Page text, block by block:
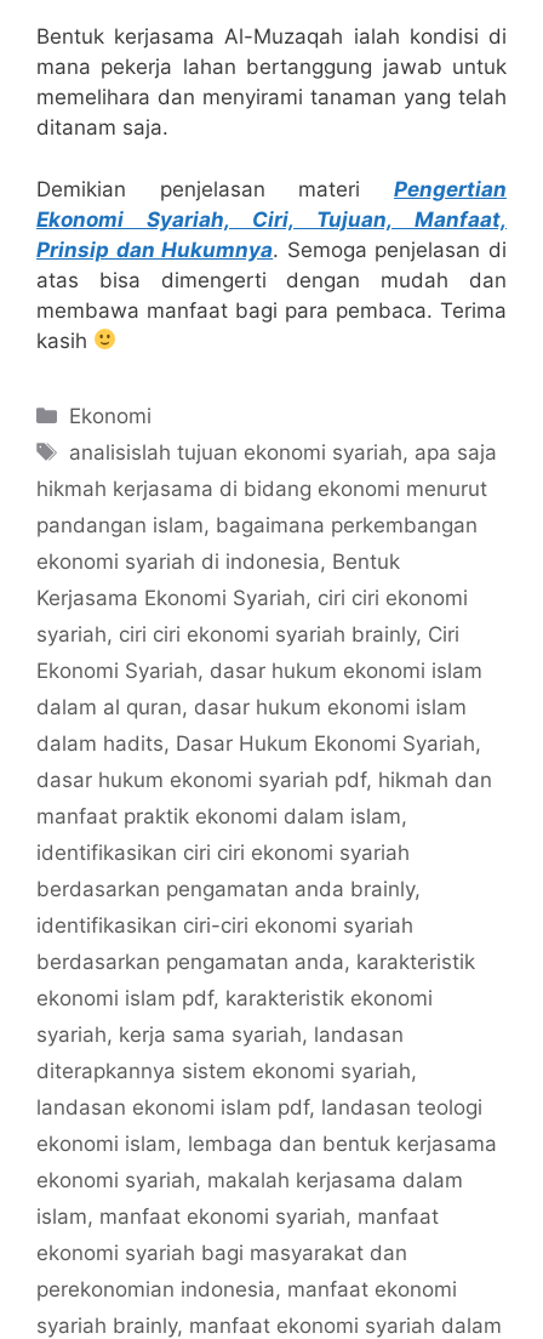
Bentuk kerjasama Al-Muzaqah ialah kondisi di
mana pekerja lahan bertanggung jawab untuk
memelihara dan menyirami tanaman yang telah
ditanam saja.
Demikian penjelasan materi Pengertian
Ekonomi Syariah, Ciri, Tujuan, Manfaat,
Prinsip dan Hukumnya. Semoga penjelasan di
atas bisa dimengerti dengan mudah dan
membawa manfaat bagi para pembaca. Terima
kasih
Categories
Ekonomi
Tags
analisislah tujuan ekonomi syariah, apa saja
hikmah kerjasama di bidang ekonomi menurut
pandangan islam, bagaimana perkembangan
ekonomi syariah di indonesia, Bentuk
Kerjasama Ekonomi Syariah, ciri ciri ekonomi
syariah, ciri ciri ekonomi syariah brainly, Ciri
Ekonomi Syariah, dasar hukum ekonomi islam
dalam al quran, dasar hukum ekonomi islam
dalam hadits, Dasar Hukum Ekonomi Syariah,
dasar hukum ekonomi syariah pdf, hikmah dan
manfaat praktik ekonomi dalam islam,
identifikasikan ciri ciri ekonomi syariah
berdasarkan pengamatan anda brainly,
identifikasikan ciri-ciri ekonomi syariah
berdasarkan pengamatan anda, karakteristik
ekonomi islam pdf, karakteristik ekonomi
syariah, kerja sama syariah, landasan
diterapkannya sistem ekonomi syariah,
landasan ekonomi islam pdf, landasan teologi
ekonomi islam, lembaga dan bentuk kerjasama
ekonomi syariah, makalah kerjasama dalam
islam, manfaat ekonomi syariah, manfaat
ekonomi syariah bagi masyarakat dan
perekonomian indonesia, manfaat ekonomi
syariah brainly, manfaat ekonomi syariah dalam